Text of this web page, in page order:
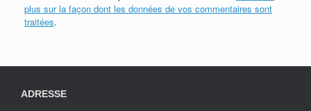
plus sur la façon dont les données de vos commentaires sont
traitées.
ADRESSE